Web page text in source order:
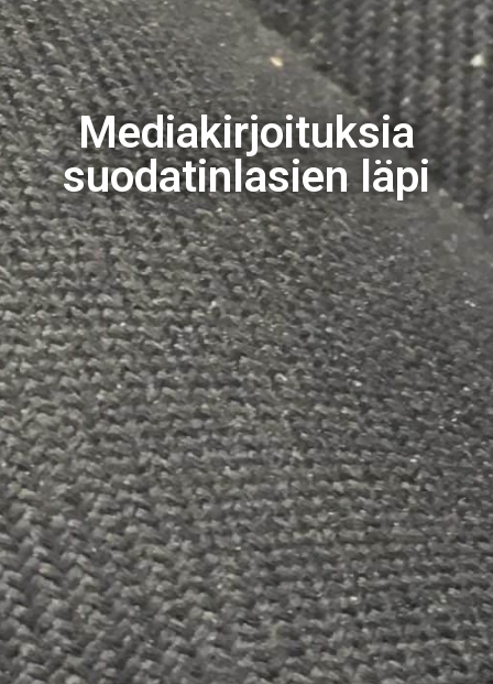
Mediakirjoituksia
suodatinlasien läpi